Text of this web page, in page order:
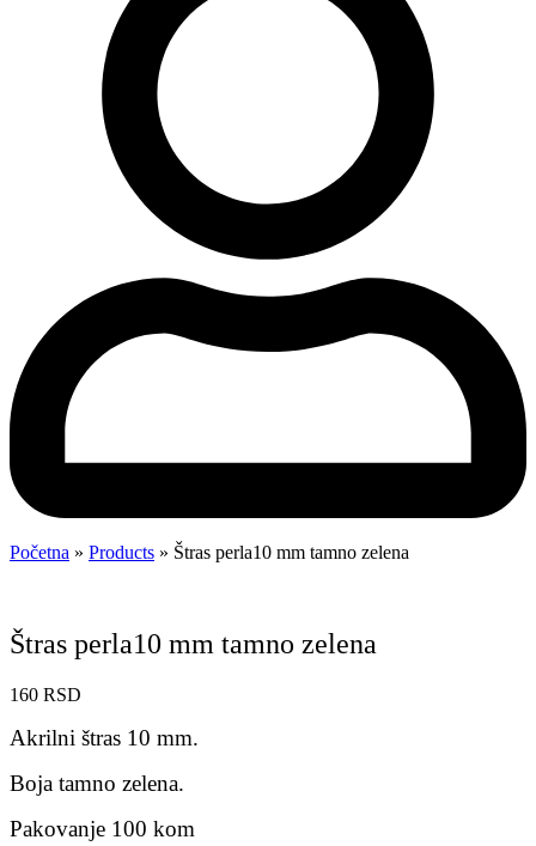
Početna » Products » Štras perla10 mm tamno zelena
Štras perla10 mm tamno zelena
160 RSD
Akrilni štras 10 mm.
Boja tamno zelena.
Pakovanje 100 kom